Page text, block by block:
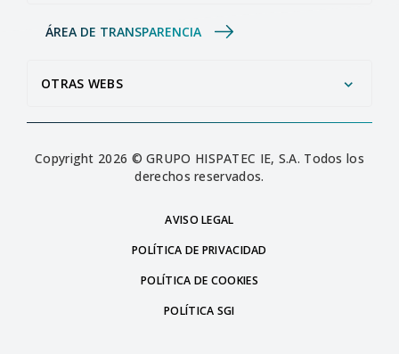
ÁREA DE TRANSPARENCIA
OTRAS WEBS
Copyright 2026 © GRUPO HISPATEC IE, S.A. Todos los
derechos reservados.
AVISO LEGAL
POLÍTICA DE PRIVACIDAD
POLÍTICA DE COOKIES
POLÍTICA SGI